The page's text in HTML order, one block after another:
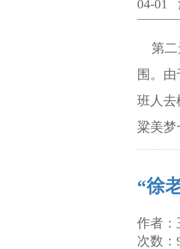
04-01
第二
围。
班人去
粱美梦
“徐
作者
次数：